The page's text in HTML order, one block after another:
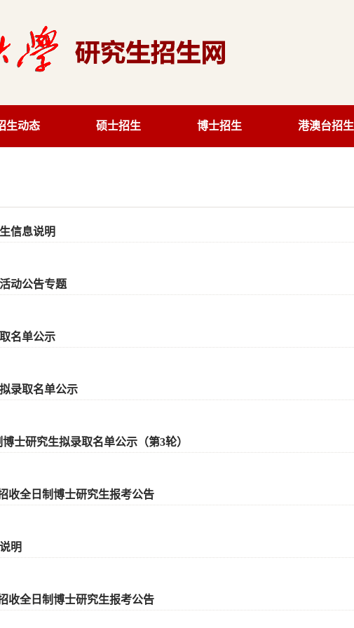
生动态 硕士招生 博士招生 港澳台招生
信息说明
动公告专题
名单公示
录取名单公示
士研究生拟录取名单公示（第3轮）
收全日制博士研究生报考公告
明
收全日制博士研究生报考公告